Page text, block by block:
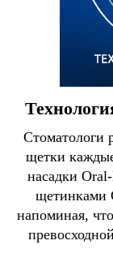
Стоматологи
щетки
насадки
щетинками
напоминая,